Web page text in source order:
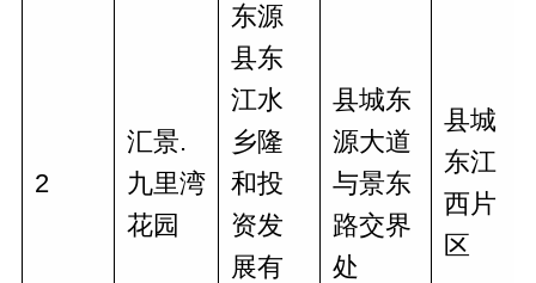
2
汇景.
九里湾
花园
东源
县东
江水
乡隆
和投
资发
展有
县城东
源大道
与景东
路交界
处
县城
东江
西片
区